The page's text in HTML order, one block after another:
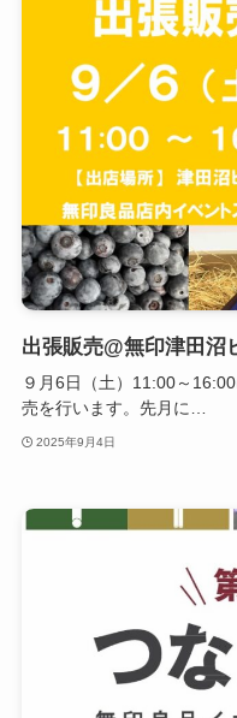
出張販売@無印津田沼
９月6日（土）11:00～
売を行います。先月に…
2025年9月4日